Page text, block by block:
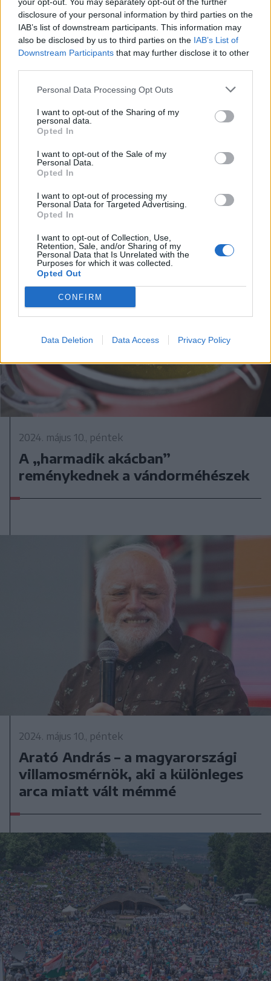
disclosure of your personal information by third parties on the
IAB’s list of downstream participants. This information may
also be disclosed by us to third parties on the IAB’s List of
Downstream Participants that may further disclose it to other
Personal Data Processing Opt Outs
I want to opt-out of the Sharing of my
personal data.
Opted In
I want to opt-out of the Sale of my
Personal Data.
Opted In
I want to opt-out of processing my
Personal Data for Targeted Advertising.
Opted In
I want to opt-out of Collection, Use,
Retention, Sale, and/or Sharing of my
Personal Data that Is Unrelated with the
Purposes for which it was collected.
Opted Out
CONFIRM
Data Deletion Data Access Privacy Policy
2024. május 11., szombat
Demeter Szilárd: az otthont nem
megöröklöd, hanem meg kell
teremteni
2024. május 10., péntek
A „harmadik akácban”
reménykednek a vándorméhészek
2024. május 10., péntek
Arató András – a magyarországi
villamosmérnök, aki a különleges
arca miatt vált mémmé